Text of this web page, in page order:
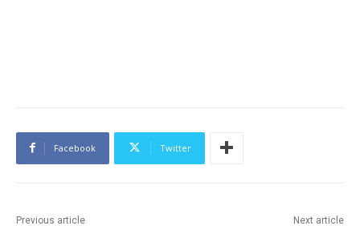
Facebook Twitter
Previous article Next article